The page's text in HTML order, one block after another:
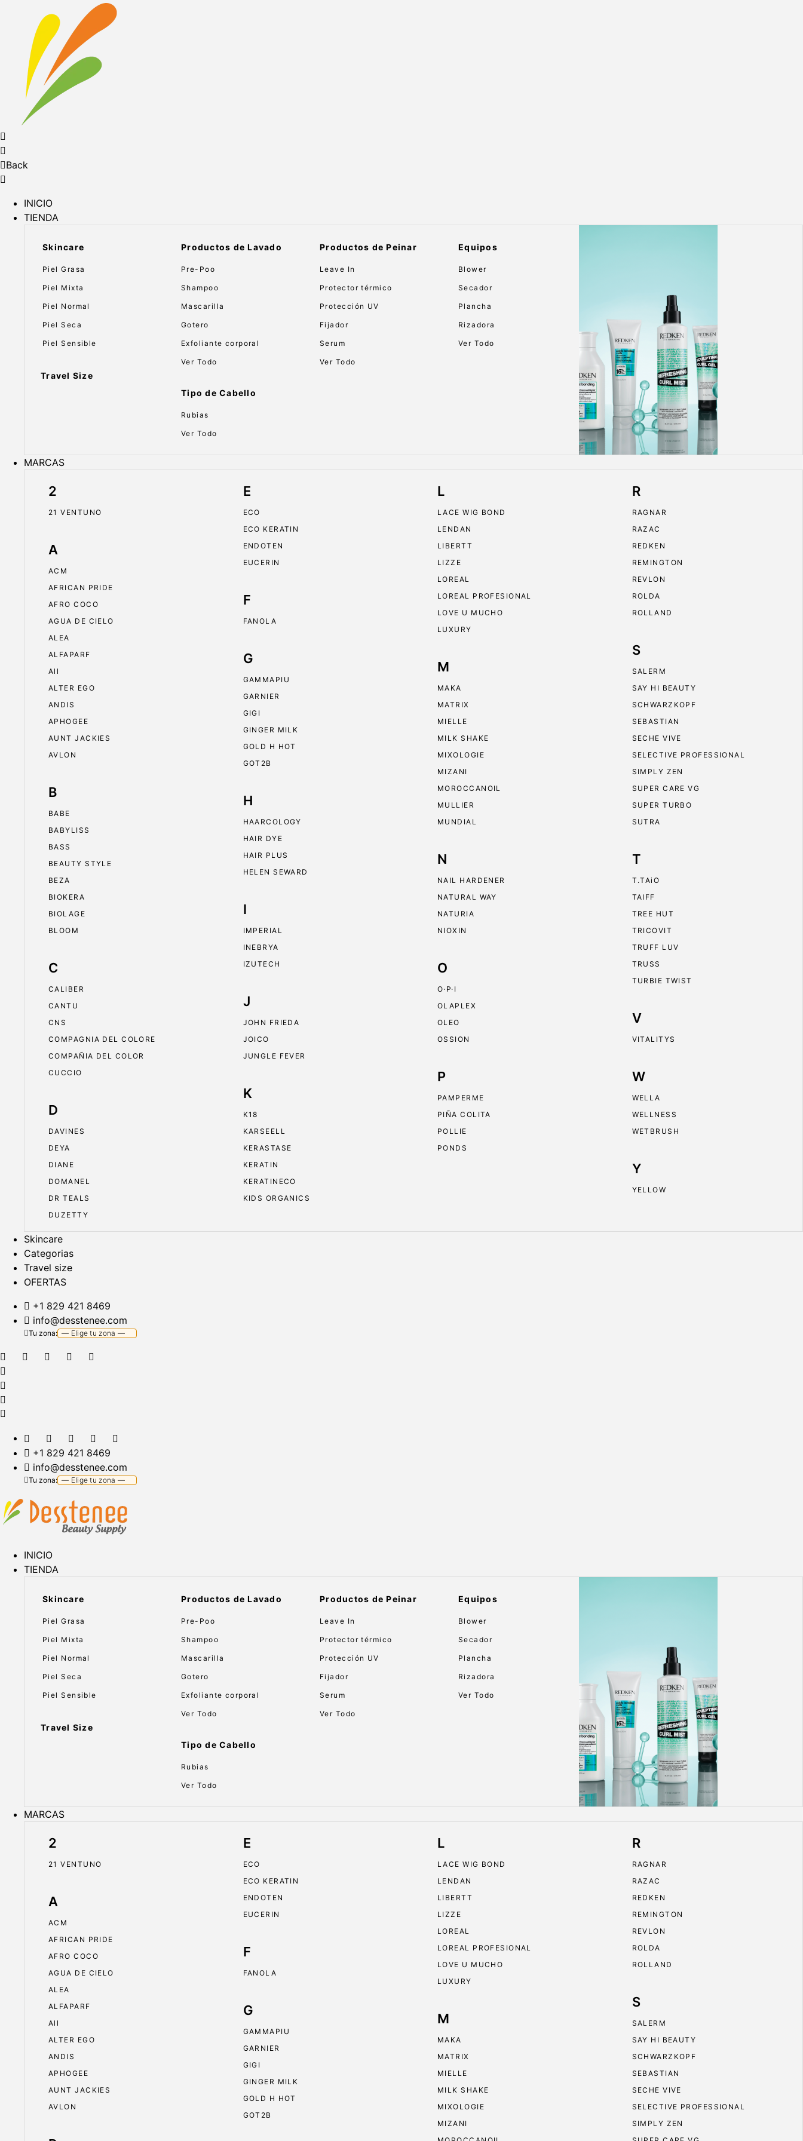
Back
INICIO
TIENDA
Skincare
Piel Grasa
Piel Mixta
Piel Normal
Piel Seca
Piel Sensible
Travel Size
Productos de Lavado
Pre-Poo
Shampoo
Mascarilla
Gotero
Exfoliante corporal
Ver Todo
Tipo de Cabello
Rubias
Ver Todo
Productos de Peinar
Leave In
Protector térmico
Protección UV
Fijador
Serum
Ver Todo
Equipos
Blower
Secador
Plancha
Rizadora
Ver Todo
MARCAS
2
21 VENTUNO
A
ACM
AFRICAN PRIDE
AFRO COCO
AGUA DE CIELO
ALEA
ALFAPARF
All
ALTER EGO
ANDIS
APHOGEE
AUNT JACKIES
AVLON
B
BABE
BABYLISS
BASS
BEAUTY STYLE
BEZA
BIOKERA
BIOLAGE
BLOOM
C
CALIBER
CANTU
CNS
COMPAGNIA DEL COLORE
COMPAÑIA DEL COLOR
CUCCIO
D
DAVINES
DEYA
DIANE
DOMANEL
DR TEALS
DUZETTY
E
ECO
ECO KERATIN
ENDOTEN
EUCERIN
F
FANOLA
G
GAMMAPIU
GARNIER
GIGI
GINGER MILK
GOLD H HOT
GOT2B
H
HAARCOLOGY
HAIR DYE
HAIR PLUS
HELEN SEWARD
I
IMPERIAL
INEBRYA
IZUTECH
J
JOHN FRIEDA
JOICO
JUNGLE FEVER
K
K18
KARSEELL
KERASTASE
KERATIN
KERATINECO
KIDS ORGANICS
L
LACE WIG BOND
LENDAN
LIBERTT
LIZZE
LOREAL
LOREAL PROFESIONAL
LOVE U MUCHO
LUXURY
M
MAKA
MATRIX
MIELLE
MILK SHAKE
MIXOLOGIE
MIZANI
MOROCCANOIL
MULLIER
MUNDIAL
N
NAIL HARDENER
NATURAL WAY
NATURIA
NIOXIN
O
O·P·I
OLAPLEX
OLEO
OSSION
P
PAMPERME
PIÑA COLITA
POLLIE
PONDS
R
RAGNAR
RAZAC
REDKEN
REMINGTON
REVLON
ROLDA
ROLLAND
S
SALERM
SAY HI BEAUTY
SCHWARZKOPF
SEBASTIAN
SECHE VIVE
SELECTIVE PROFESSIONAL
SIMPLY ZEN
SUPER CARE VG
SUPER TURBO
SUTRA
T
T.TAiO
TAIFF
TREE HUT
TRICOVIT
TRUFF LUV
TRUSS
TURBIE TWIST
V
VITALITYS
W
WELLA
WELLNESS
WETBRUSH
Y
YELLOW
Skincare
Categorias
Travel size
OFERTAS
+1 829 421 8469
info@desstenee.com
Tu zona:
+1 829 421 8469
info@desstenee.com
Tu zona:
INICIO
TIENDA
Skincare
Piel Grasa
Piel Mixta
Piel Normal
Piel Seca
Piel Sensible
Travel Size
Productos de Lavado
Pre-Poo
Shampoo
Mascarilla
Gotero
Exfoliante corporal
Ver Todo
Tipo de Cabello
Rubias
Ver Todo
Productos de Peinar
Leave In
Protector térmico
Protección UV
Fijador
Serum
Ver Todo
Equipos
Blower
Secador
Plancha
Rizadora
Ver Todo
MARCAS
2
21 VENTUNO
A
ACM
AFRICAN PRIDE
AFRO COCO
AGUA DE CIELO
ALEA
ALFAPARF
All
ALTER EGO
ANDIS
APHOGEE
AUNT JACKIES
AVLON
E
ECO
ECO KERATIN
ENDOTEN
EUCERIN
F
FANOLA
G
GAMMAPIU
GARNIER
GIGI
GINGER MILK
GOLD H HOT
GOT2B
L
LACE WIG BOND
LENDAN
LIBERTT
LIZZE
LOREAL
LOREAL PROFESIONAL
LOVE U MUCHO
LUXURY
M
MAKA
MATRIX
MIELLE
MILK SHAKE
MIXOLOGIE
MIZANI
R
RAGNAR
RAZAC
REDKEN
REMINGTON
REVLON
ROLDA
ROLLAND
S
SALERM
SAY HI BEAUTY
SCHWARZKOPF
SEBASTIAN
SECHE VIVE
SELECTIVE PROFESSIONAL
SIMPLY ZEN